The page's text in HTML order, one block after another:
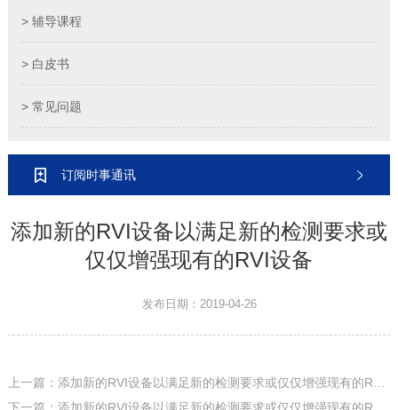
> 辅导课程
> 白皮书
> 常见问题
订阅时事通讯
添加新的RVI设备以满足新的检测要求或
仅仅增强现有的RVI设备
发布日期：2019-04-26